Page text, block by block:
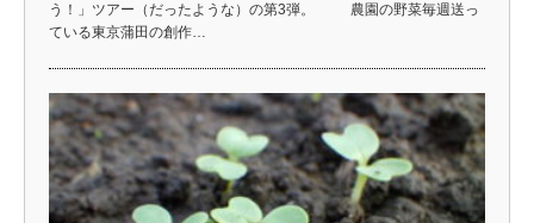
う！」ツアー（だったような）の第3弾。 農園の野菜毎週送っ
ている東京蒲田の創作…